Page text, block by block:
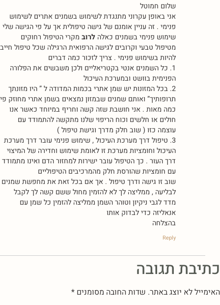
שלום חמוטל
אני באופן עקרוני מתנגדת לשימוש בשמנים אתרים לשימוש
פנימי . זה עניין אומנם של גישה טיפולית אך על פי הגישה שלי
שימוש פנימי בשמנים כאלה לרוב מקרי הטיפול רחוקים
מטיפול טבעי וקרובים לגישה הרפואית הרגילה שכל טיפול חייב
להיות בשימוש פנימי . צריך לזכור כמה דברים
1. כל השמנים אנטי בקטריאליים ולכן משבשים את הפלורה
הפנימית בוושט ובמערכת העיכול
2. בכל המזונות יש שמן אתרי בכמות המדודה ל ” היו מזונתך
תרופותיך” ואותם שמנים שבמזון נמצאים בשמן אתרי מחוזק פי
כמה מאות . אני חושבת שזה קשה וחריף במיוחד כאשר אנו
חולים או חלשים וכוח הריפוי שלנו מתקשה להתמודד עם
עוצמה כזו ( שוב חלק מדרך וגישת טיפול )
3. טיפול דרך מערכת העיכול , שימוש פנימי עובר דרך מערכת
העיכול וחומציות מערכת זו לאומת שימוש וחדירה של המיצוי
דרך העור . כך הטיפול עובר ישירות למחזור הדם ואינו מתמודד
עם חומציות שהורסת חלק מהמרכיבים הטיפוליים
שוב זו גישה ודרך טיפול . אך אם בכל זאת את מחפשת שמנים
לבליעה , ממליצה לך לא להזמין מחול ששם קשה לך לקבל
מדד לגבי ניקיון וטוהר השמן ממליצה להזמין כל שמן עם
אנאליזה כדי לבדוק אותו
בהצלחה
Reply
כתיבת תגובה
האימייל לא יוצג באתר. שדות החובה מסומנים *